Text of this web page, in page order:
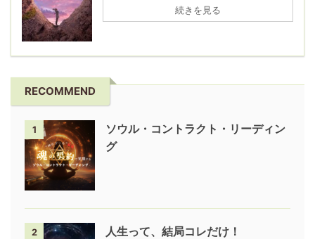
続きを見る
RECOMMEND
1
ソウル・コントラクト・リーディン
グ
2 人生って、結局コレだけ！